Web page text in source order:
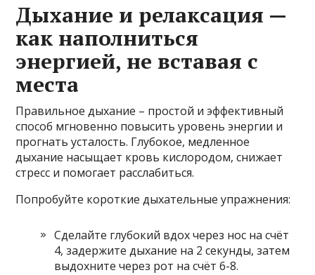
Дыхание и релаксация —
как наполниться
энергией, не вставая с
места
Правильное дыхание – простой и эффективный
способ мгновенно повысить уровень энергии и
прогнать усталость. Глубокое, медленное
дыхание насыщает кровь кислородом, снижает
стресс и помогает расслабиться.
Попробуйте короткие дыхательные упражнения:
Сделайте глубокий вдох через нос на счёт
4, задержите дыхание на 2 секунды, затем
выдохните через рот на счёт 6-8.